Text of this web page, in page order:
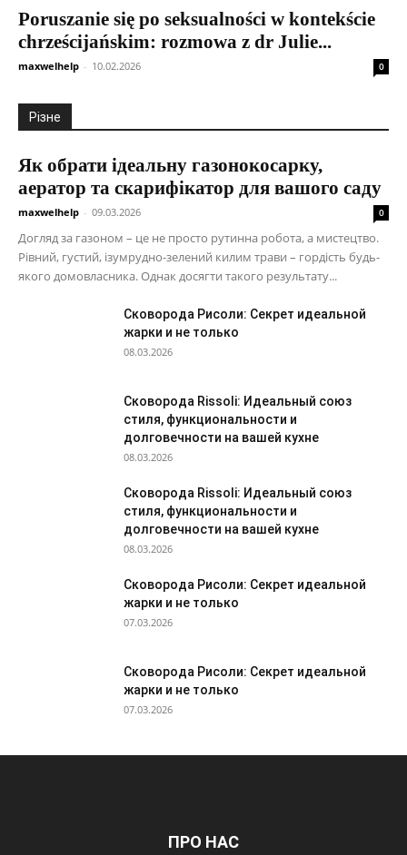
Poruszanie się po seksualności w kontekście
chrześcijańskim: rozmowa z dr Julie...
maxwelhelp - 10.02.2026 0
Різне
Як обрати ідеальну газонокосарку,
аератор та скарифікатор для вашого саду
maxwelhelp - 09.03.2026 0
Догляд за газоном – це не просто рутинна робота, а мистецтво.
Рівний, густий, ізумрудно-зелений килим трави – гордість будь-
якого домовласника. Однак досягти такого результату...
Сковорода Рисоли: Секрет идеальной
жарки и не только
08.03.2026
Сковорода Rissoli: Идеальный союз
стиля, функциональности и
долговечности на вашей кухне
08.03.2026
Сковорода Rissoli: Идеальный союз
стиля, функциональности и
долговечности на вашей кухне
08.03.2026
Сковорода Рисоли: Секрет идеальной
жарки и не только
07.03.2026
Сковорода Рисоли: Секрет идеальной
жарки и не только
07.03.2026
ПРО НАС